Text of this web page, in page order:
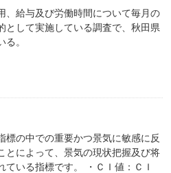
、給与及び労働時間について毎月の
として実施している調査で、秋田県
。
標の中での重要かつ景気に敏感に反
とによって、景気の現状把握及び将
いる指標です。 ・ＣＩ値：ＣＩ